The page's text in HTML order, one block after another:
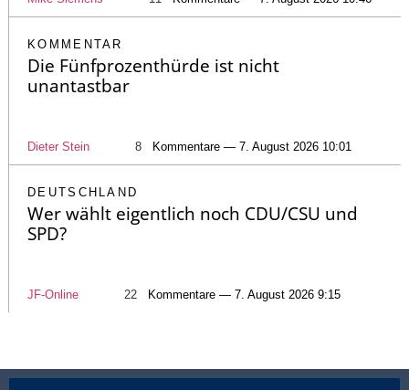
KOMMENTAR
Die Fünfprozenthürde ist nicht
unantastbar
Dieter Stein 8 Kommentare — 7. August 2026 10:01
DEUTSCHLAND
Wer wählt eigentlich noch CDU/CSU und
SPD?
JF-Online 22 Kommentare — 7. August 2026 9:15